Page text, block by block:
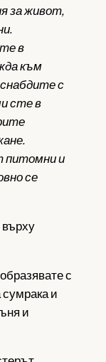
за живот,
в
към
с
сте в
питомни и
се
с
и
и